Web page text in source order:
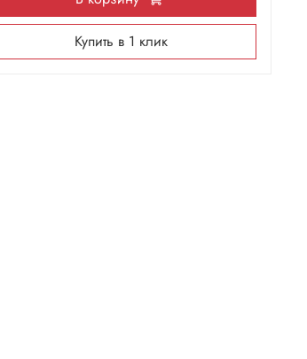
Купить в 1 клик